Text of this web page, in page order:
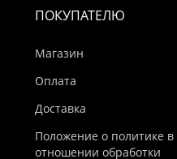
ПОКУПАТЕЛЮ
Магазин
Оплата
Доставка
Положение о политике в
отношении обработки